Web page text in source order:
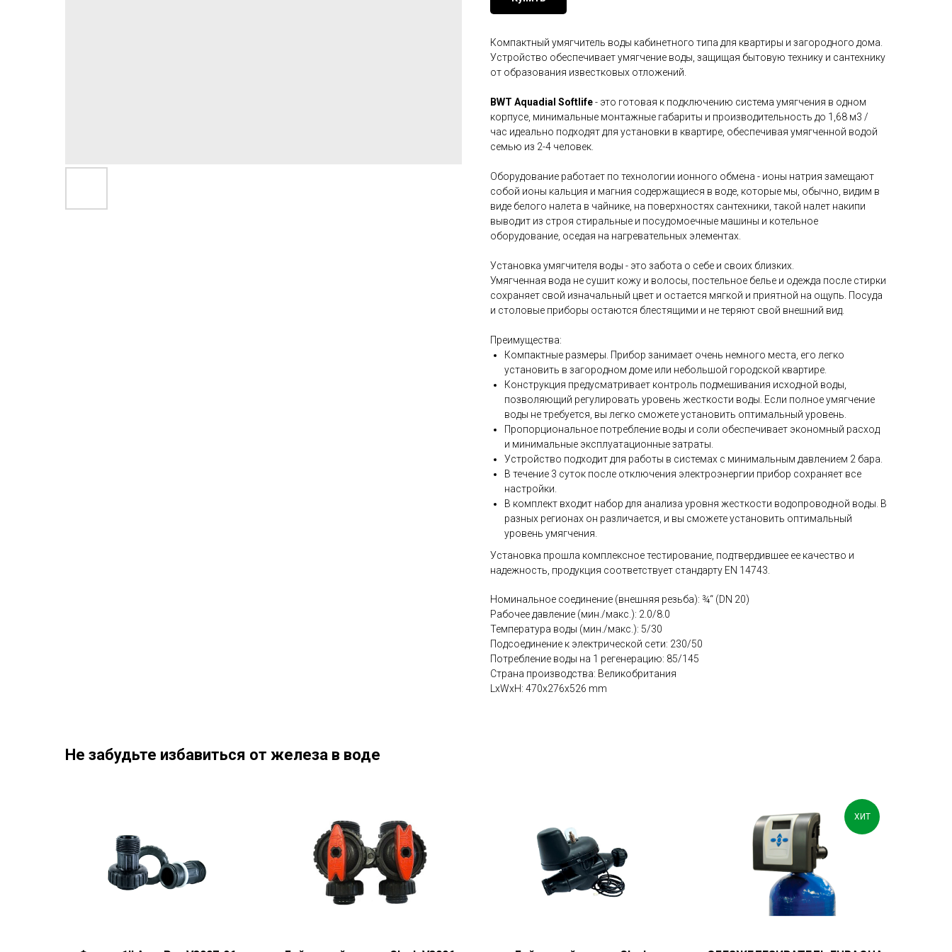
Компактный умягчитель воды кабинетного типа для квартиры и загородного дома.
Устройство обеспечивает умягчение воды, защищая бытовую технику и сантехнику
от образования известковых отложений.
BWT Aquadial Softlife- это готовая к подключению система умягчения в одном
корпусе, минимальные монтажные габариты и производительность до 1,68 м3 /
час идеально подходят для установки в квартире, обеспечивая умягченной водой
семью из 2-4 человек.
Оборудование работает по технологии ионного обмена - ионы натрия замещают
собой ионы кальция и магния содержащиеся в воде, которые мы, обычно, видим в
виде белого налета в чайнике, на поверхностях сантехники, такой налет накипи
выводит из строя стиральные и посудомоечные машины и котельное
оборудование, оседая на нагревательных элементах.
Установка умягчителя воды - это забота о себе и своих близких.
Умягченная вода не сушит кожу и волосы, постельное белье и одежда после стирки
сохраняет свой изначальный цвет и остается мягкой и приятной на ощупь. Посуда
и столовые приборы остаются блестящими и не теряют свой внешний вид.
Преимущества:
Компактные размеры. Прибор занимает очень немного места, его легко
установить в загородном доме или небольшой городской квартире.
Конструкция предусматривает контроль подмешивания исходной воды,
позволяющий регулировать уровень жесткости воды. Если полное умягчение
воды не требуется, вы легко сможете установить оптимальный уровень.
Пропорциональное потребление воды и соли обеспечивает экономный расход
и минимальные эксплуатационные затраты.
Устройство подходит для работы в системах с минимальным давлением 2 бара.
В течение 3 суток после отключения электроэнергии прибор сохраняет все
настройки.
В комплект входит набор для анализа уровня жесткости водопроводной воды. В
разных регионах он различается, и вы сможете установить оптимальный
уровень умягчения.
Установка прошла комплексное тестирование, подтвердившее ее качество и
надежность, продукция соответствует стандарту EN 14743.
Номинальное соединение (внешняя резьба): ¾“ (DN 20)
Рабочее давление (мин./макс.): 2.0/8.0
Температура воды (мин./макс.): 5/30
Подсоединение к электрической сети: 230/50
Потребление воды на 1 регенерацию: 85/145
Страна производства: Великобритания
LxWxH: 470x276x526 mm
Не забудьте избавиться от железа в воде
ХИТ